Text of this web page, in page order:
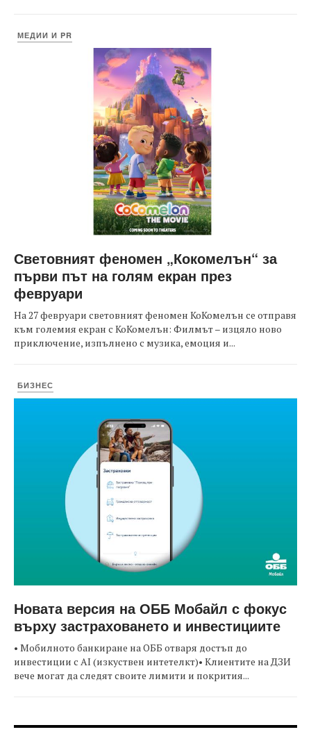
МЕДИИ И PR
Световният феномен „Кокомелън“ за
първи път на голям екран през
февруари
На 27 февруари световният феномен КоКомелън се отправя
към големия екран с КоКомелън: Филмът – изцяло ново
приключение, изпълнено с музика, емоция и...
БИЗНЕС
Новата версия на ОББ Мобайл с фокус
върху застраховането и инвестициите
• Мобилното банкиране на ОББ отваря достъп до
инвестиции с AI (изкуствен интетелкт)• Клиентите на ДЗИ
вече могат да следят своите лимити и покрития...